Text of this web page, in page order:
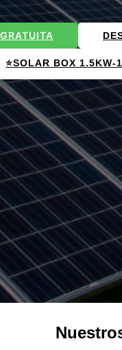
⭐️SOLAR BOX 1.5KW-